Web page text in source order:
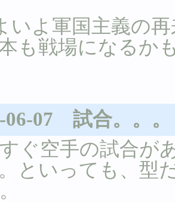
いよ軍国主義の再
も戦場になるか
06-07 試合。。。
ぐ空手の試合が
といっても、型